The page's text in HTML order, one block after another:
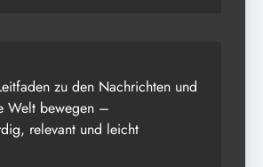
zu den Nachrichten und
Welt bewegen –
relevant und leicht